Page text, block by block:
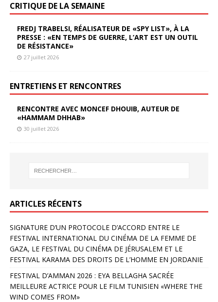
CRITIQUE DE LA SEMAINE
FREDJ TRABELSI, RÉALISATEUR DE «SPY LIST», À LA
PRESSE : «EN TEMPS DE GUERRE, L’ART EST UN OUTIL
DE RÉSISTANCE»
27 juillet 2026
ENTRETIENS ET RENCONTRES
RENCONTRE AVEC MONCEF DHOUIB, AUTEUR DE
«HAMMAM DHHAB»
30 juillet 2026
ARTICLES RÉCENTS
SIGNATURE D’UN PROTOCOLE D’ACCORD ENTRE LE
FESTIVAL INTERNATIONAL DU CINÉMA DE LA FEMME DE
GAZA, LE FESTIVAL DU CINÉMA DE JÉRUSALEM ET LE
FESTIVAL KARAMA DES DROITS DE L’HOMME EN JORDANIE
FESTIVAL D’AMMAN 2026 : EYA BELLAGHA SACRÉE
MEILLEURE ACTRICE POUR LE FILM TUNISIEN «WHERE THE
WIND COMES FROM»